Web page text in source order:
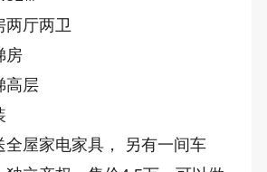
两厅两卫
房
高层
全屋家电家具， 另有一间车